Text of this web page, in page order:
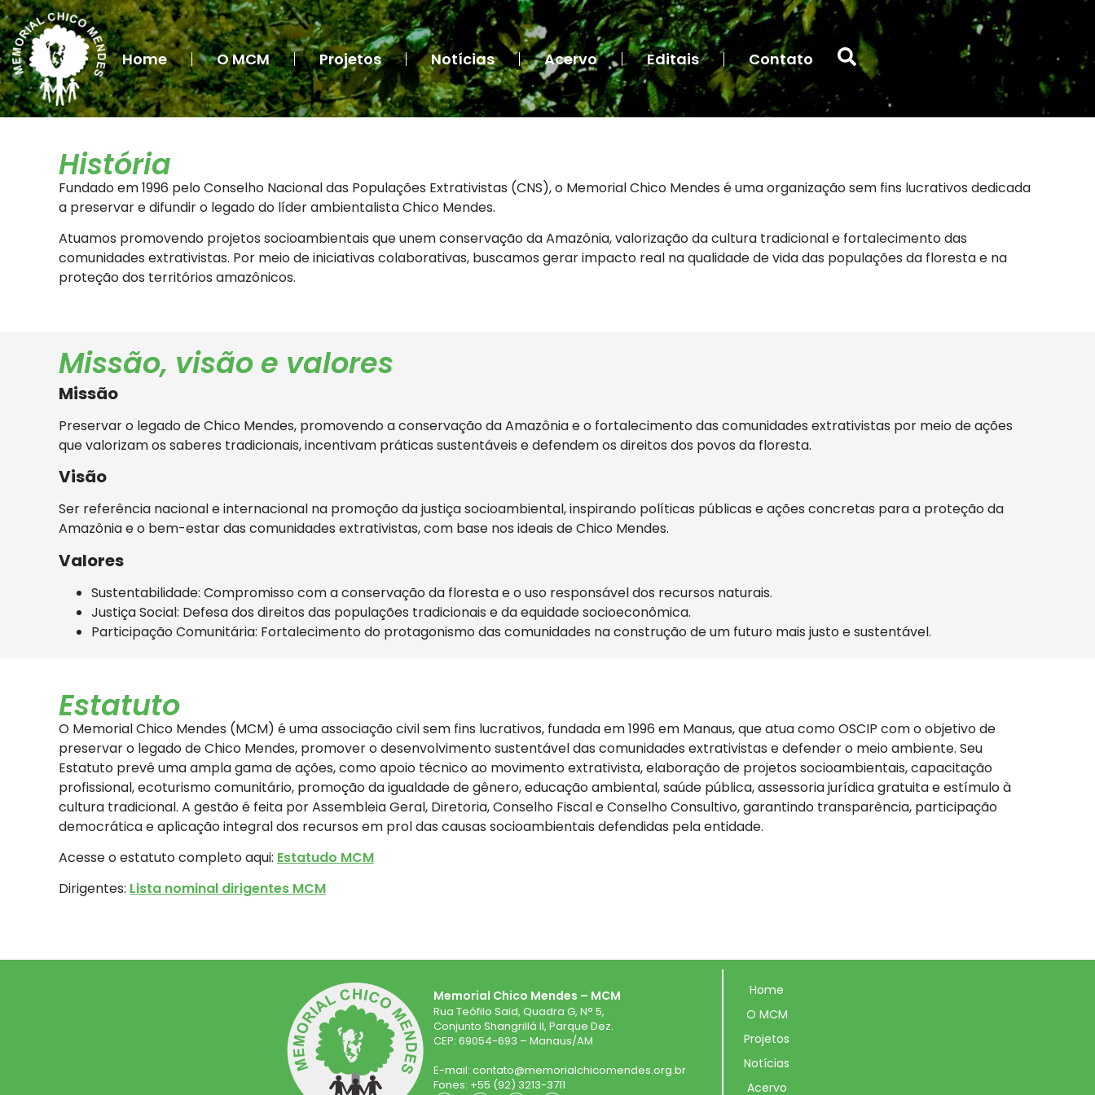
Home O MCM Projetos Notícias Acervo Editais Contato
História
Fundado em 1996 pelo Conselho Nacional das Populações Extrativistas (CNS), o Memorial Chico Mendes é uma organização sem fins lucrativos dedicada
a preservar e difundir o legado do líder ambientalista Chico Mendes.
Atuamos promovendo projetos socioambientais que unem conservação da Amazônia, valorização da cultura tradicional e fortalecimento das
comunidades extrativistas. Por meio de iniciativas colaborativas, buscamos gerar impacto real na qualidade de vida das populações da floresta e na
proteção dos territórios amazônicos.
Missão, visão e valores
Missão
Preservar o legado de Chico Mendes, promovendo a conservação da Amazônia e o fortalecimento das comunidades extrativistas por meio de ações
que valorizam os saberes tradicionais, incentivam práticas sustentáveis e defendem os direitos dos povos da floresta.
Visão
Ser referência nacional e internacional na promoção da justiça socioambiental, inspirando políticas públicas e ações concretas para a proteção da
Amazônia e o bem-estar das comunidades extrativistas, com base nos ideais de Chico Mendes.
Valores
Sustentabilidade: Compromisso com a conservação da floresta e o uso responsável dos recursos naturais.
Justiça Social: Defesa dos direitos das populações tradicionais e da equidade socioeconômica.
Participação Comunitária: Fortalecimento do protagonismo das comunidades na construção de um futuro mais justo e sustentável.
Estatuto
O Memorial Chico Mendes (MCM) é uma associação civil sem fins lucrativos, fundada em 1996 em Manaus, que atua como OSCIP com o objetivo de
preservar o legado de Chico Mendes, promover o desenvolvimento sustentável das comunidades extrativistas e defender o meio ambiente. Seu
Estatuto prevê uma ampla gama de ações, como apoio técnico ao movimento extrativista, elaboração de projetos socioambientais, capacitação
profissional, ecoturismo comunitário, promoção da igualdade de gênero, educação ambiental, saúde pública, assessoria jurídica gratuita e estímulo à
cultura tradicional. A gestão é feita por Assembleia Geral, Diretoria, Conselho Fiscal e Conselho Consultivo, garantindo transparência, participação
democrática e aplicação integral dos recursos em prol das causas socioambientais defendidas pela entidade.
Acesse o estatuto completo aqui: Estatudo MCM
Dirigentes: Lista nominal dirigentes MCM
Memorial Chico Mendes – MCM
Rua Teófilo Said, Quadra G, N° 5,
Conjunto Shangrillá II, Parque Dez.
CEP: 69054-693 – Manaus/AM
E-mail: contato@memorialchicomendes.org.br
Fones: +55 (92) 3213-3711
Home
O MCM
Projetos
Notícias
Acervo